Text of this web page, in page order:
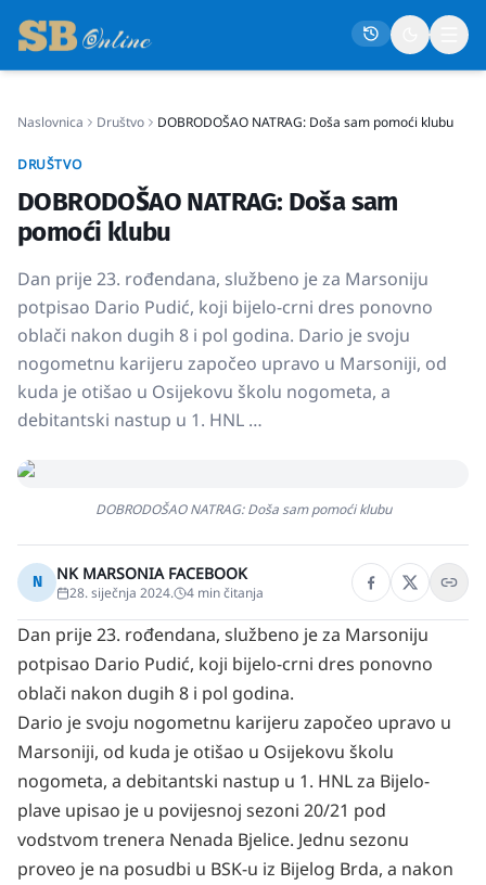
Crna kronika
Sport
Kultura
Naslovnica Društvo DOBRODOŠAO NATRAG: Doša sam pomoći klubu
DRUŠTVO
DOBRODOŠAO NATRAG: Doša sam
pomoći klubu
Dan prije 23. rođendana, službeno je za Marsoniju
potpisao Dario Pudić, koji bijelo-crni dres ponovno
oblači nakon dugih 8 i pol godina. Dario je svoju
nogometnu karijeru započeo upravo u Marsoniji, od
kuda je otišao u Osijekovu školu nogometa, a
debitantski nastup u 1. HNL …
DOBRODOŠAO NATRAG: Doša sam pomoći klubu
N NK MARSONIA FACEBOOK
28. siječnja 2024. 4 min čitanja
Dan prije 23. rođendana, službeno je za Marsoniju
potpisao Dario Pudić, koji bijelo-crni dres ponovno
oblači nakon dugih 8 i pol godina.
Dario je svoju nogometnu karijeru započeo upravo u
Marsoniji, od kuda je otišao u Osijekovu školu
nogometa, a debitantski nastup u 1. HNL za Bijelo-
plave upisao je u povijesnoj sezoni 20/21 pod
vodstvom trenera Nenada Bjelice. Jednu sezonu
proveo je na posudbi u BSK-u iz Bijelog Brda, a nakon